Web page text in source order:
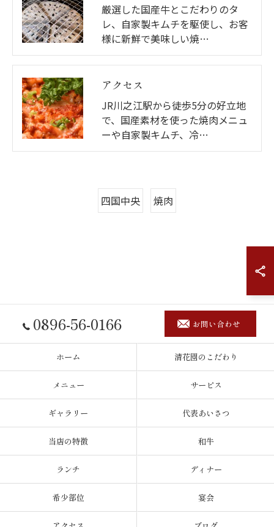
厳選した国産牛とこだわりのタ
レ、自家製キムチを駆使し、お客
様に新鮮で美味しい焼…
アクセス
JR川之江駅から徒歩5分の好立地
で、国産素材を使った焼肉メニュ
ーや自家製キムチ、冷…
四国中央 焼肉
0896-56-0166 お問い合わせ
ホーム 清花園のこだわり
メニュー サービス
ギャラリー 代表あいさつ
当店の特徴 和牛
ランチ ディナー
希少部位 宴会